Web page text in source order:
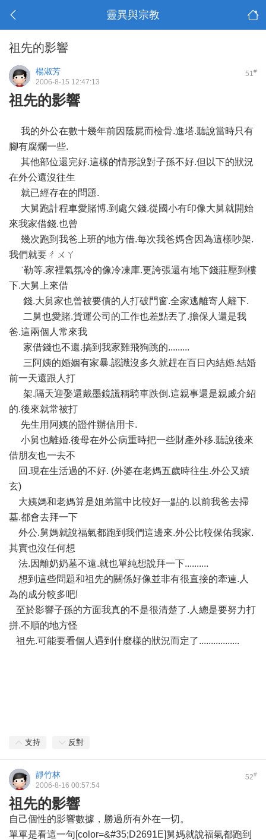
靈異與宗教
祖先的影響
51#
楊淑芳
2006-8-15 12:47:13
祖先的影響
我的外公在數十幾年前因蔭屍而檢骨.進塔.聽說當時只有
腳有腐爛一些.
其他部位還完好.這樣的情形說對子孫不好.但以下的狀況
在外公還沒往生
就已經存在的問題.
大舅跑計程車愛賭博.到處欠錢.從國小有印像大舅就開始
來我家借錢.也曾
幾次跑到我爸上班的地方借.每次我爸媽會因為這樣吵架.
我們就要ㄔㄨㄚ
ˋ勒等.家裡氣氛冷的像冷凍庫.更誇張還有地下錢莊壓到樓
下.大舅上來借
錢.大舅家也曾被要債的人打破門窗.全家逃離寄人籬下.
二舅也愛賭.貨運公司的工作也差點丟了.擔保人還是我
爸.這兩個人常來我
家借錢也不還.搞到我家雞飛狗跳的.........
三阿姨的婚姻有家暴.認識沒多久就趕在百日內結婚.結婚
前一天還跟人打
架.隔天迎娶還戴墨鏡謊稱騎車跌倒.這親事還是親戚介紹
的.後來就常被打
先生用阿姨的證件辦信用卡.
小舅也離婚.後母在外公病重時把一些財產外移.聽說後來
借朋友也一去不
回.現在生活過的不好. (外婆在老媽五歲時往生.外公又續
玄)
大姨媽和老媽算是姐弟當中比較好一點的.以前我爸去掃
墓.都會去拜一下
外公.舅媽就說福氣都跑到我們這邊來.外公比較保佑我家.
其實也沒任何想
法.因離奶奶墓不遠.就也單純想說拜一下..........
想到這些問題和祖先的關係好像並非有很直接的牽連.人
為的成分較多吧!
至於影響子孫的方面我真的不是很清楚了.人總是要努力打
拼.不順的地方怪
祖先.可能要看個人遇到什麼樣的狀況而定了.................
支持 反對
52#
靜竹林
2006-8-16 00:57:54
祖先的影響
自己個性的影響數據，勝過所有外在一切。
單單是看這一句[color=&#35;D2691E]舅媽就說福氣都跑到